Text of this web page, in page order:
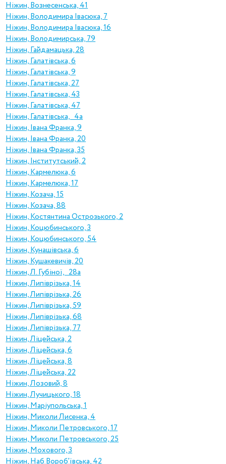
Ніжин, Вознесенська, 41
Ніжин, Володимира Івасюка, 7
Ніжин, Володимира Івасюка, 16
Ніжин, Володимирська, 79
Ніжин, Гайдамацька, 28
Ніжин, Галатівська, 6
Ніжин, Галатівська, 9
Ніжин, Галатівська, 27
Ніжин, Галатівська, 43
Ніжин, Галатівська, 47
Ніжин, Галатівська, 4а
Ніжин, Івана Франка, 9
Ніжин, Івана Франка, 20
Ніжин, Івана Франка, 35
Ніжин, Інститутський, 2
Ніжин, Кармелюка, 6
Ніжин, Кармелюка, 17
Ніжин, Козача, 15
Ніжин, Козача, 88
Ніжин, Костянтина Острозького, 2
Ніжин, Коцюбинського, 3
Ніжин, Коцюбинського, 54
Ніжин, Кунашівська, 6
Ніжин, Кушакевичів, 20
Ніжин, Л. Губіної, 28а
Ніжин, Липіврізька, 14
Ніжин, Липіврізька, 26
Ніжин, Липіврізька, 59
Ніжин, Липіврізька, 68
Ніжин, Липіврізька, 77
Ніжин, Ліцейська, 2
Ніжин, Ліцейська, 6
Ніжин, Ліцейська, 8
Ніжин, Ліцейська, 22
Ніжин, Лозовий, 8
Ніжин, Лучицького, 18
Ніжин, Маріупольська, 1
Ніжин, Миколи Лисенка, 4
Ніжин, Миколи Петровського, 17
Ніжин, Миколи Петровського, 25
Ніжин, Мохового, 3
Ніжин, Наб Вороб’ївська, 42